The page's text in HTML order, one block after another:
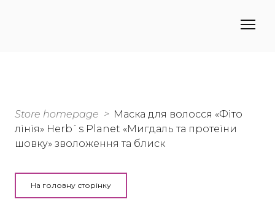
Store homepage
Маска для волосся «Фіто
лінія» Herb`s Planet «Мигдаль та протеїни
шовку» зволоження та блиск
На головну сторінку